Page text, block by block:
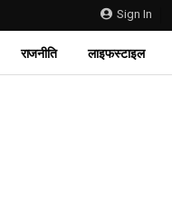
Sign In
राजनीति लाइफस्टाइल